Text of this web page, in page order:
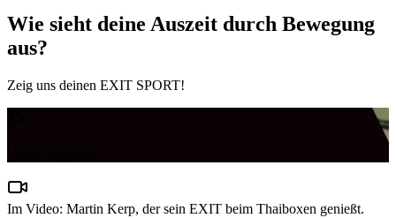
Wie sieht deine Auszeit durch Bewegung
aus?
Zeig uns deinen EXIT SPORT!
Im Video: Martin Kerp, der sein EXIT beim Thaiboxen genießt.